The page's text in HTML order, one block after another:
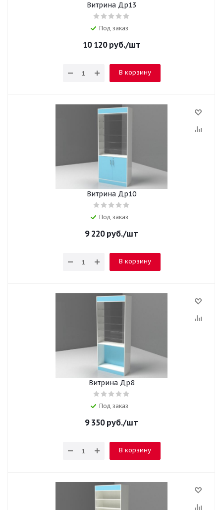
Витрина Др13
Под заказ
10 120руб./шт
В корзину
Витрина Др10
Под заказ
9 220руб./шт
В корзину
Витрина Др8
Под заказ
9 350руб./шт
В корзину